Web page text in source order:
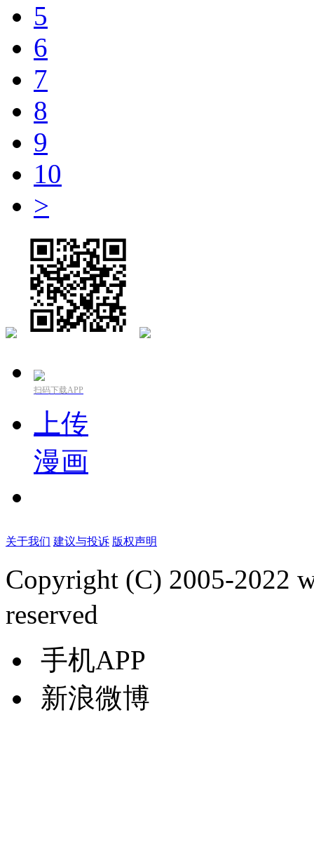
5
6
7
8
9
10
>
扫码下载APP
上传
漫画
关于我们 建议与投诉 版权声明
Copyright (C) 2005-2022
reserved
手机APP
新浪微博